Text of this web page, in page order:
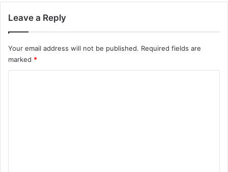
Leave a Reply
Your email address will not be published. Required fields are
marked *